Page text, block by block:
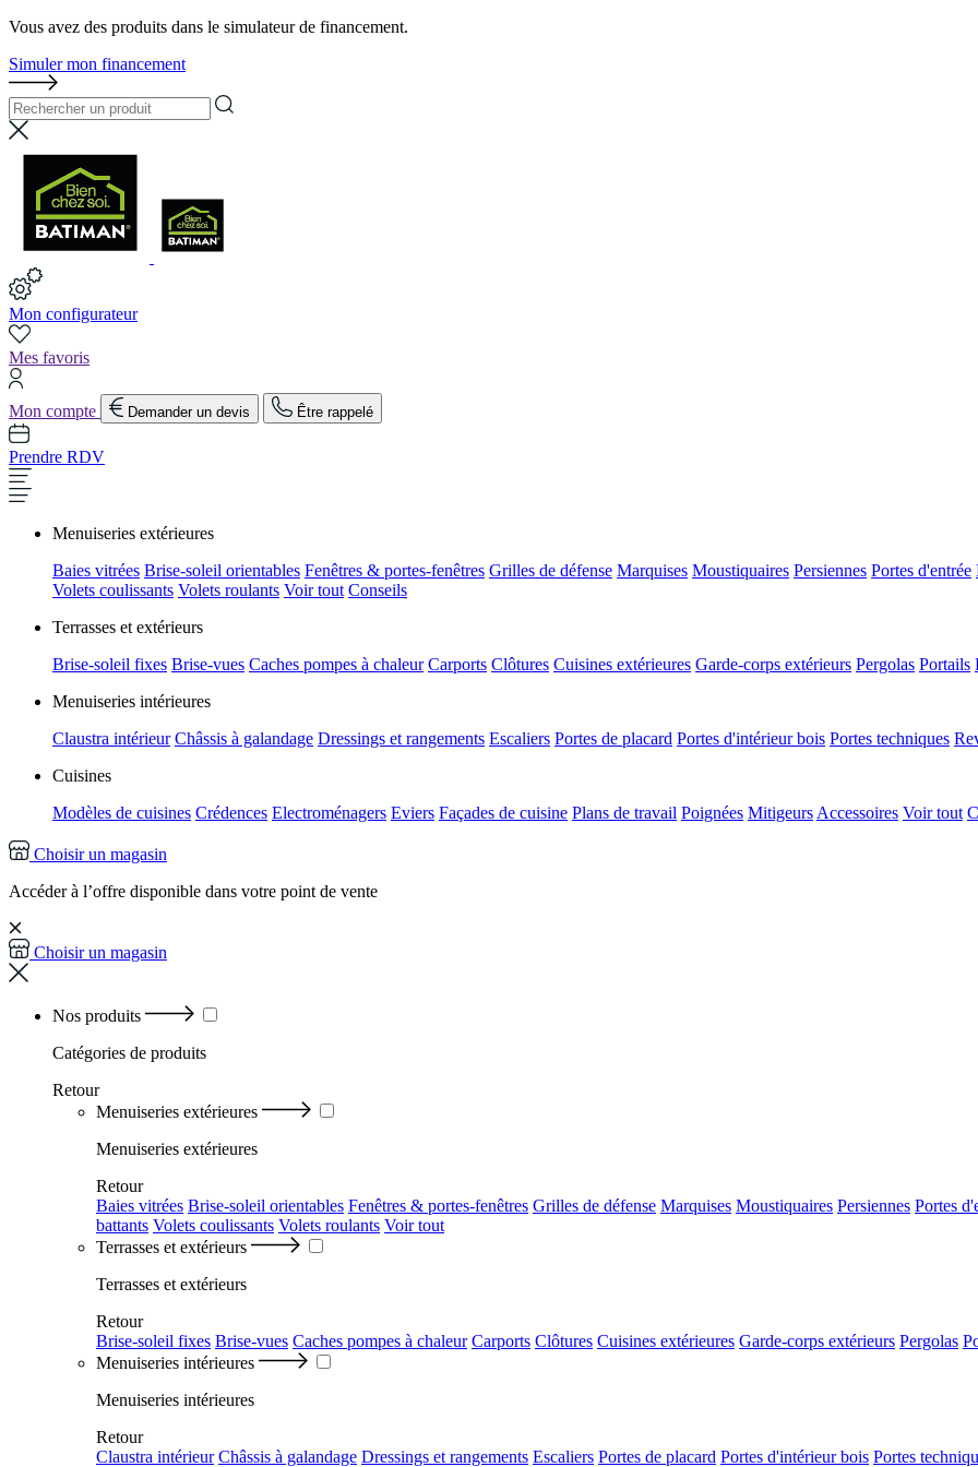
Vous avez des produits dans le simulateur de financement.
Simuler mon financement
Mon configurateur
Mes favoris
Mon compte Demander un devis Être rappelé
Prendre RDV
Menuiseries extérieures
Baies vitrées Brise-soleil orientables Fenêtres & portes-fenêtres Grilles de défense Marquises Moustiquaires Persiennes Portes d'entrée
Volets coulissants Volets roulants Voir tout Conseils
Terrasses et extérieurs
Brise-soleil fixes Brise-vues Caches pompes à chaleur Carports Clôtures Cuisines extérieures Garde-corps extérieurs Pergolas Portails
Menuiseries intérieures
Claustra intérieur Châssis à galandage Dressings et rangements Escaliers Portes de placard Portes d'intérieur bois Portes techniques
Cuisines
Modèles de cuisines Crédences Electroménagers Eviers Façades de cuisine Plans de travail Poignées Mitigeurs Accessoires Voir tout
Choisir un magasin
Accéder à l’offre disponible dans votre point de vente
Choisir un magasin
Nos produits
Catégories de produits
Retour
Menuiseries extérieures
Menuiseries extérieures
Retour
Baies vitrées Brise-soleil orientables Fenêtres & portes-fenêtres Grilles de défense Marquises Moustiquaires Persiennes Portes
battants Volets coulissants Volets roulants Voir tout
Terrasses et extérieurs
Terrasses et extérieurs
Retour
Brise-soleil fixes Brise-vues Caches pompes à chaleur Carports Clôtures Cuisines extérieures Garde-corps extérieurs Pergolas
Menuiseries intérieures
Menuiseries intérieures
Retour
Claustra intérieur Châssis à galandage Dressings et rangements Escaliers Portes de placard Portes d'intérieur bois Portes